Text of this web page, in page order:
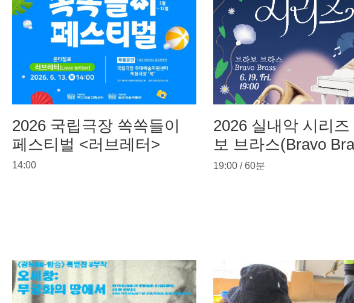
2026 국립극장 쏙쏙들이
페스티벌 <러브레터>
14:00
2026 실내악 시리
보 브라스(Bravo
19:00 / 60분